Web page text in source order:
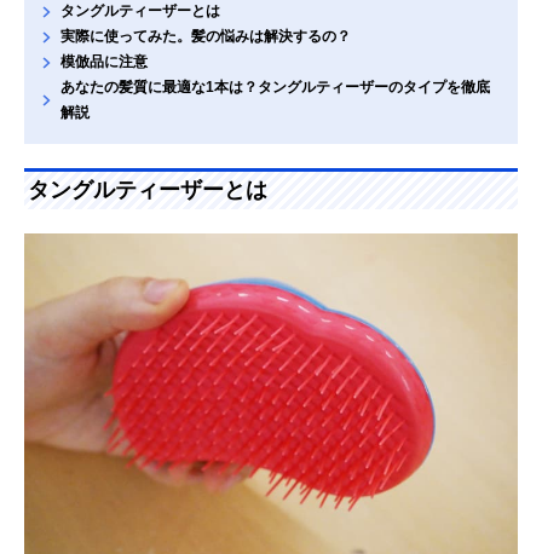
タングルティーザーとは
実際に使ってみた。髪の悩みは解決するの？
模倣品に注意
あなたの髪質に最適な1本は？タングルティーザーのタイプを徹底
解説
タングルティーザーとは